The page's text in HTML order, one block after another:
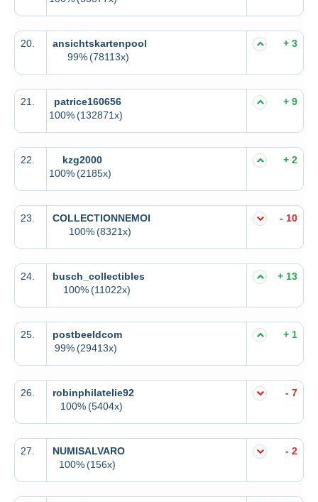
20.
ansichtskartenpool
99% (78113x)
+ 3
21.
patrice160656
100%(132871x)
+ 9
22.
kzg2000
100%(2185x)
+ 2
23.
COLLECTIONNEMOI
100% (8321x)
- 10
24.
busch_collectibles
100%(11022x)
+ 13
25.
postbeeldcom
99% (29413x)
+ 1
26.
robinphilatelie92
100%(5404x)
- 7
27.
NUMISALVARO
100% (156x)
- 2